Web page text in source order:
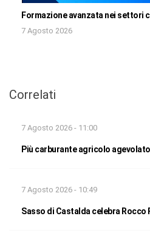
Formazione avanzata nei settori
7 Agosto 2026
Correlati
7 Agosto 2026 - 11:00
Più carburante agricolo
7 Agosto 2026 - 10:49
Sasso di Castalda celebra Rocco